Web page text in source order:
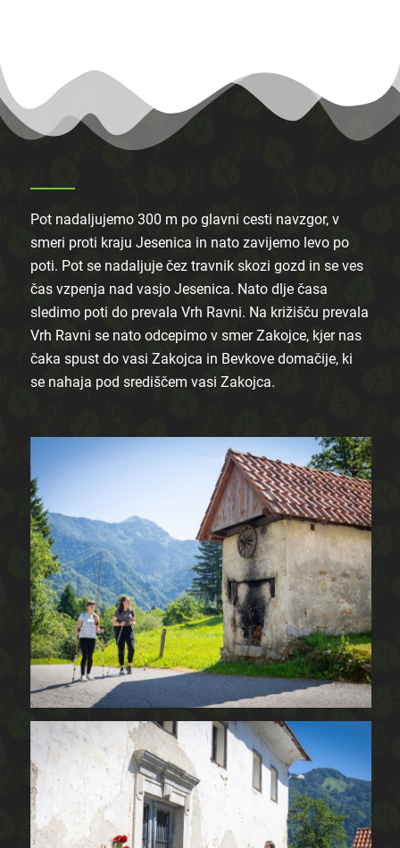
Pot nadaljujemo 300 m po glavni cesti navzgor, v
smeri proti kraju Jesenica in nato zavijemo levo po
poti. Pot se nadaljuje čez travnik skozi gozd in se ves
čas vzpenja nad vasjo Jesenica. Nato dlje časa
sledimo poti do prevala Vrh Ravni. Na križišču prevala
Vrh Ravni se nato odcepimo v smer Zakojce, kjer nas
čaka spust do vasi Zakojca in Bevkove domačije, ki
se nahaja pod središčem vasi Zakojca.